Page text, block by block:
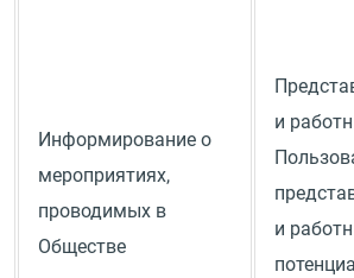
Информирование о
мероприятиях,
проводимых в
Обществе
и
и